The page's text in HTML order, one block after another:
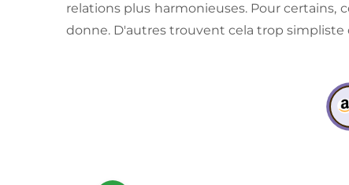
relations plus harmonieuses. Pour certains,
donne. D'autres trouvent cela trop simpliste